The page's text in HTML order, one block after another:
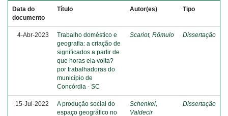
Data do
documento
Título Autor(es) Tipo
4-Abr-2023
Trabalho doméstico e
geografia: a criação de
significados a partir de
que horas ela volta?
por trabalhadoras do
município de
Concórdia - SC
Scariot, Rômulo Dissertação
15-Jul-2022
A produção social do
espaço geográfico no
Schenkel,
Valdecir
Dissertação